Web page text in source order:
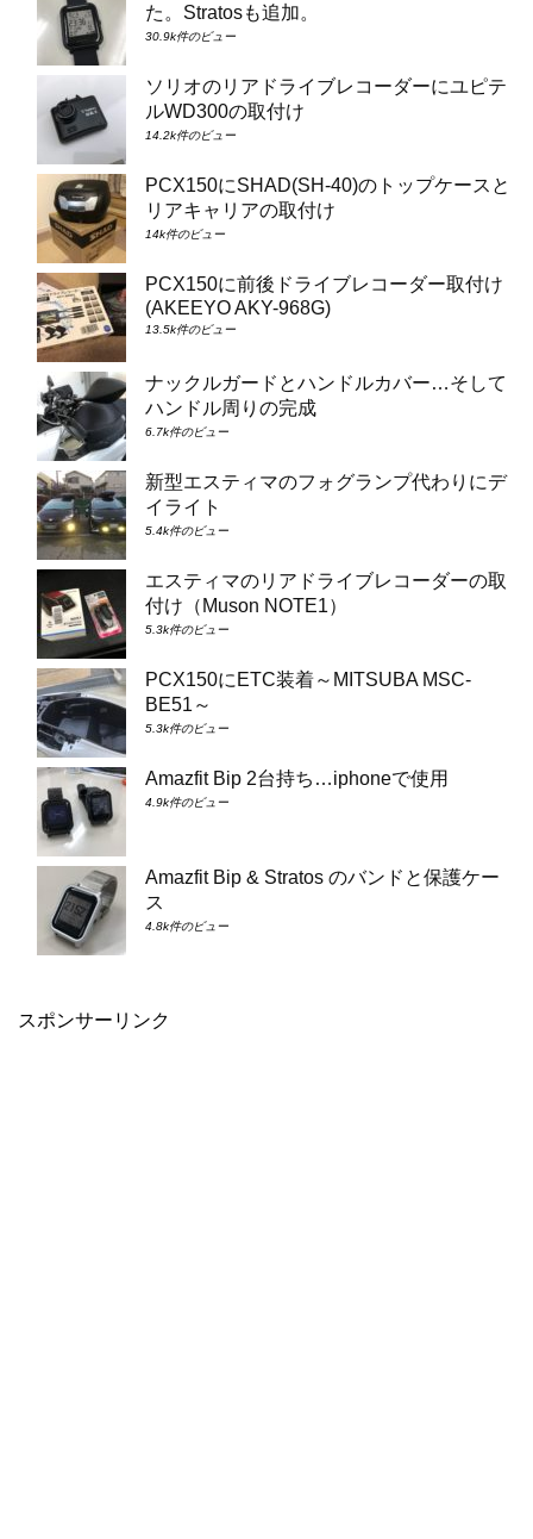
た。Stratosも追加。
30.9k件のビュー
ソリオのリアドライブレコーダーにユピテ
ルWD300の取付け
14.2k件のビュー
PCX150にSHAD(SH-40)のトップケースと
リアキャリアの取付け
14k件のビュー
PCX150に前後ドライブレコーダー取付け
(AKEEYO AKY-968G)
13.5k件のビュー
ナックルガードとハンドルカバー…そして
ハンドル周りの完成
6.7k件のビュー
新型エスティマのフォグランプ代わりにデ
イライト
5.4k件のビュー
エスティマのリアドライブレコーダーの取
付け（Muson NOTE1）
5.3k件のビュー
PCX150にETC装着～MITSUBA MSC-
BE51～
5.3k件のビュー
Amazfit Bip 2台持ち…iphoneで使用
4.9k件のビュー
Amazfit Bip & Stratos のバンドと保護ケー
ス
4.8k件のビュー
スポンサーリンク